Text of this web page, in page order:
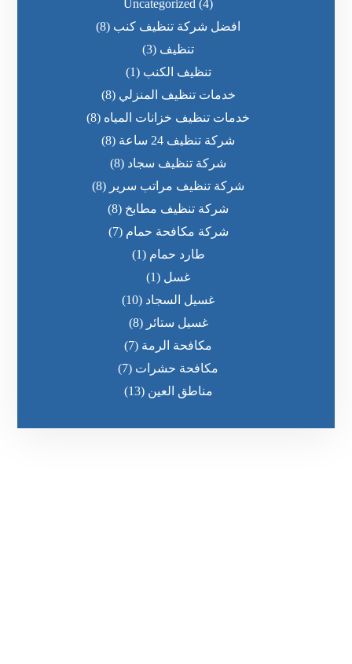
Uncategorized (4)
افضل شركة تنظيف كنب (8)
تنظيف (3)
تنظيف الكنب (1)
خدمات تنظيف المنزلي (8)
خدمات تنظيف خزانات المياه (8)
شركة تنظيف 24 ساعة
(8)
شركة تنظيف سجاد (8)
شركة تنظيف مراتب سرير (8)
شركة تنظيف مطابخ (8)
شركة مكافحة حمام (7)
طارد حمام (1)
غسل (1)
غسيل السجاد (10)
غسيل ستائر (8)
مكافحة الرمة (7)
مكافحة حشرات (7)
مناطق العين (13)